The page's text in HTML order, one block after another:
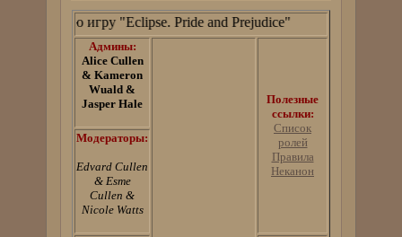
игру "Eclipse. Pride and Prejudice"
Админы:
Alice Cullen
& Kameron
Wuald &
Jasper Hale
Полезные
ссылки:
Список
ролей
Правила
Неканон
Модераторы:
Edvard Cullen
& Esme
Cullen &
Nicole Watts